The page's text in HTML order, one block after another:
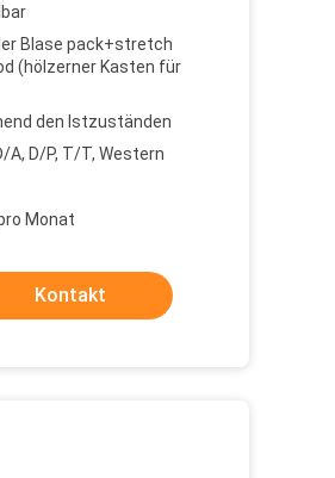
Blase pack+stretch
(hölzerner Kasten für
den Istzuständen
A, D/P, T/T, Western
Monat
Kontakt